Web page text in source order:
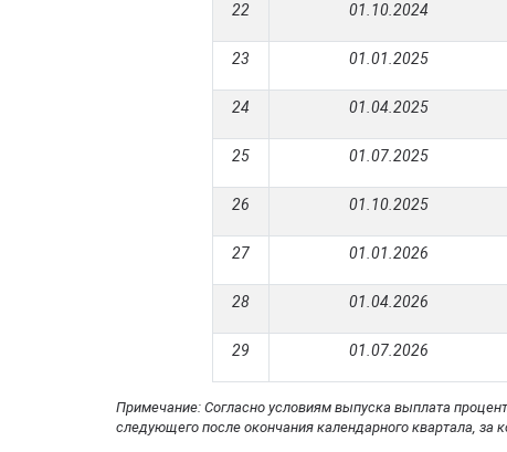
22 01.10.2024
23 01.01.2025
24 01.04.2025
25 01.07.2025
26 01.10.2025
27 01.01.2026
28 01.04.2026
29 01.07.2026
Примечание: Согласно условиям выпуска выплата
следующего после окончания календарного квартала, за